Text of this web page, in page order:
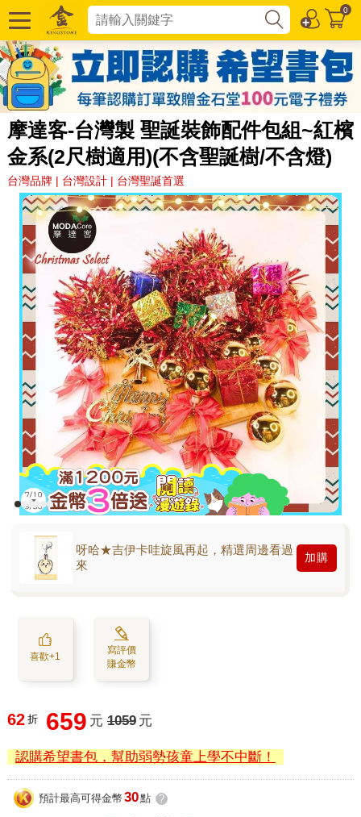
0
摩達客-台灣製 聖誕裝飾配件包組~紅檳
金系(2尺樹適用)(不含聖誕樹/不含燈)
台灣品牌 | 台灣設計 | 台灣聖誕首選
呀哈★吉伊卡哇旋風再起，精選周邊看過
來
加購
喜歡+1
寫評價
賺金幣
62 折 659 元 1059 元
認購希望書包，幫助弱勢孩童上學不中斷！
預計最高可得金幣 30點 ?